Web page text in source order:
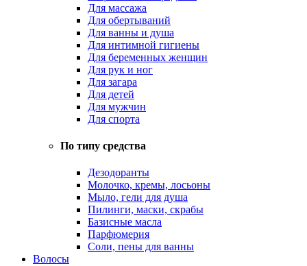
Для массажа
Для обертываний
Для ванны и душа
Для интимной гигиены
Для беременных женщин
Для рук и ног
Для загара
Для детей
Для мужчин
Для спорта
По типу средства
Дезодоранты
Молочко, кремы, лосьоны
Мыло, гели для душа
Пилинги, маски, скрабы
Базисные масла
Парфюмерия
Соли, пены для ванны
Волосы